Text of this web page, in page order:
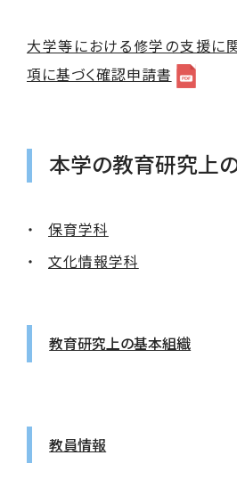
大学等における修学の支援に
項に基づく確認申請書
本学の教育研究上
保育学科
文化情報学科
教育研究上の基本組織
教員情報